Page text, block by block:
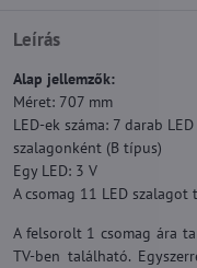
Leírás
Alap jellemzők:
Méret: 707 mm
LED-ek száma: 7 darab
szalagonként (B típus)
Egy LED: 3 V
A csomag 11 LED
A felsorolt 1 csomag ára
TV-ben található.